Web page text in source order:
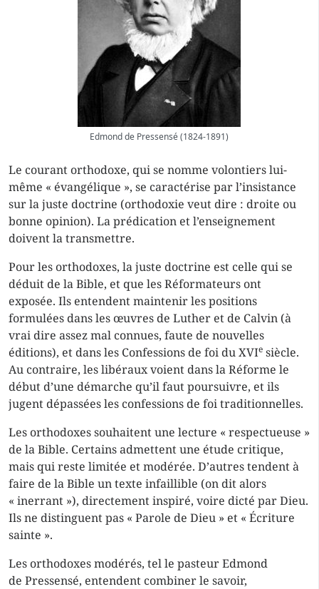
Edmond de Pressensé (1824-1891)
Le courant orthodoxe, qui se nomme volontiers lui-
même « évangélique », se caractérise par l’insistance
sur la juste doctrine (orthodoxie veut dire : droite ou
bonne opinion). La prédication et l’enseignement
doivent la transmettre.
Pour les orthodoxes, la juste doctrine est celle qui se
déduit de la Bible, et que les Réformateurs ont
exposée. Ils entendent maintenir les positions
formulées dans les œuvres de Luther et de Calvin (à
vrai dire assez mal connues, faute de nouvelles
éditions), et dans les Confessions de foi du XVIe siècle.
Au contraire, les libéraux voient dans la Réforme le
début d’une démarche qu’il faut poursuivre, et ils
jugent dépassées les confessions de foi traditionnelles.
Les orthodoxes souhaitent une lecture « respectueuse »
de la Bible. Certains admettent une étude critique,
mais qui reste limitée et modérée. D’autres tendent à
faire de la Bible un texte infaillible (on dit alors
« inerrant »), directement inspiré, voire dicté par Dieu.
Ils ne distinguent pas « Parole de Dieu » et « Écriture
sainte ».
Les orthodoxes modérés, tel le pasteur Edmond
de Pressensé, entendent combiner le savoir,